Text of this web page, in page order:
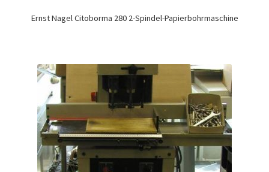
Ernst Nagel Citoborma 280 2-Spindel-Papierbohrmaschine